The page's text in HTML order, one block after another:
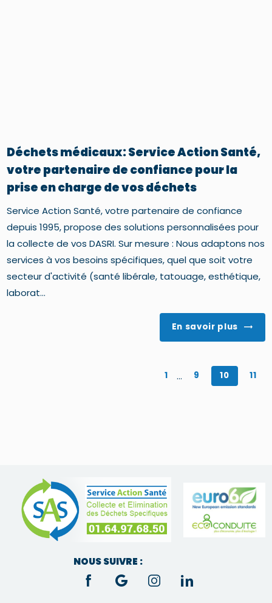
Déchets médicaux: Service Action Santé,
votre partenaire de confiance pour la
prise en charge de vos déchets
Service Action Santé, votre partenaire de confiance
depuis 1995, propose des solutions personnalisées pour
la collecte de vos DASRI. Sur mesure : Nous adaptons nos
services à vos besoins spécifiques, quel que soit votre
secteur d'activité (santé libérale, tatouage, esthétique,
laborat...
En savoir plus
1 ... 9 10 11
NOUS SUIVRE :